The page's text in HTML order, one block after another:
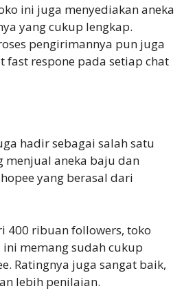
ini juga menyediakan aneka
yang cukup lengkap.
pengirimannya pun juga
fast respone pada setiap chat
hadir sebagai salah satu
menjual aneka baju dan
yang berasal dari
400 ribuan followers, toko
memang sudah cukup
Ratingnya juga sangat baik,
lebih penilaian.